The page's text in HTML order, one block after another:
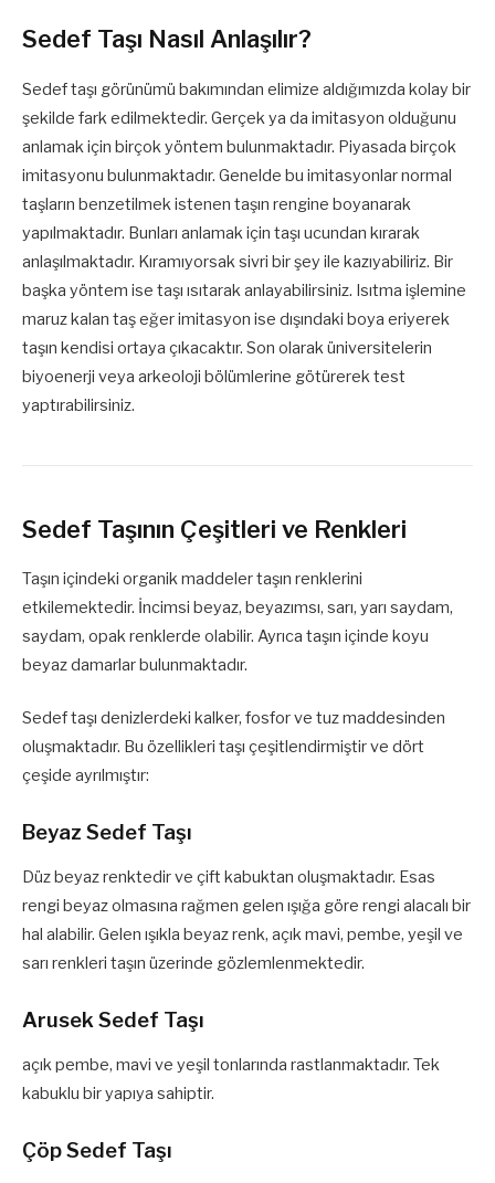
Sedef Taşı Nasıl Anlaşılır?
Sedef taşı görünümü bakımından elimize aldığımızda kolay bir
şekilde fark edilmektedir. Gerçek ya da imitasyon olduğunu
anlamak için birçok yöntem bulunmaktadır. Piyasada birçok
imitasyonu bulunmaktadır. Genelde bu imitasyonlar normal
taşların benzetilmek istenen taşın rengine boyanarak
yapılmaktadır. Bunları anlamak için taşı ucundan kırarak
anlaşılmaktadır. Kıramıyorsak sivri bir şey ile kazıyabiliriz. Bir
başka yöntem ise taşı ısıtarak anlayabilirsiniz. Isıtma işlemine
maruz kalan taş eğer imitasyon ise dışındaki boya eriyerek
taşın kendisi ortaya çıkacaktır. Son olarak üniversitelerin
biyoenerji veya arkeoloji bölümlerine götürerek test
yaptırabilirsiniz.
Sedef Taşının Çeşitleri ve Renkleri
Taşın içindeki organik maddeler taşın renklerini
etkilemektedir. İncimsi beyaz, beyazımsı, sarı, yarı saydam,
saydam, opak renklerde olabilir. Ayrıca taşın içinde koyu
beyaz damarlar bulunmaktadır.
Sedef taşı denizlerdeki kalker, fosfor ve tuz maddesinden
oluşmaktadır. Bu özellikleri taşı çeşitlendirmiştir ve dört
çeşide ayrılmıştır:
Beyaz Sedef Taşı
Düz beyaz renktedir ve çift kabuktan oluşmaktadır. Esas
rengi beyaz olmasına rağmen gelen ışığa göre rengi alacalı bir
hal alabilir. Gelen ışıkla beyaz renk, açık mavi, pembe, yeşil ve
sarı renkleri taşın üzerinde gözlemlenmektedir.
Arusek Sedef Taşı
açık pembe, mavi ve yeşil tonlarında rastlanmaktadır. Tek
kabuklu bir yapıya sahiptir.
Çöp Sedef Taşı